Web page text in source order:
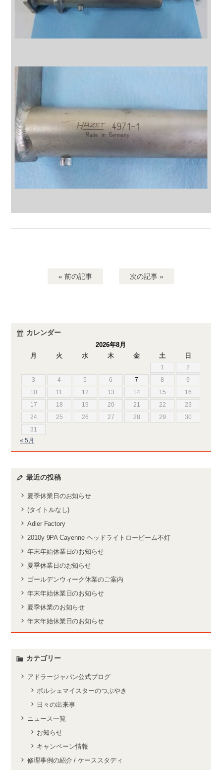
« 前の記事 次の記事 »
カレンダー
2026年8月
月
火 水 木 金 土 日
1
2
3
4 5 6 7 8
9
10
11 12 13 14 15
16
17
18 19 20 21 22
23
24
25 26 27 28 29
30
31
« 5月
最近の投稿
夏季休業日のお知らせ
(タイトルなし)
Adler Factory
2010y 9PA Cayenne ヘッドライトロービーム不灯
年末年始休業日のお知らせ
夏季休業日のお知らせ
ゴールデンウィーク休業のご案内
年末年始休業日のお知らせ
夏季休業のお知らせ
年末年始休業日のお知らせ
カテゴリー
アドラージャパン公式ブログ
ポルシェマイスターのつぶやき
日々の出来事
ニュース一覧
お知らせ
キャンペーン情報
修理事例の紹介 / ケーススタディ